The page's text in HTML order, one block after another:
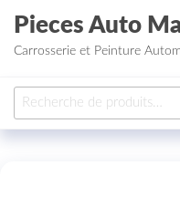
Aller au contenu
Pieces Auto
Carrosserie et Peinture
Recherche pour :